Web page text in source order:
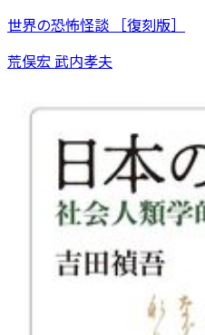
世界の恐怖怪談 ［復刻版］
荒俣宏 武内孝夫